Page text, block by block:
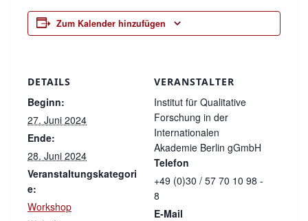
Zum Kalender hinzufügen
DETAILS
Beginn:
27. Juni 2024
Ende:
28. Juni 2024
Veranstaltungskategori
e:
Workshop
VERANSTALTER
Institut für Qualitative
Forschung in der
Internationalen
Akademie Berlin gGmbH
Telefon
+49 (0)30 / 57 70 10 98 -
8
E-Mail